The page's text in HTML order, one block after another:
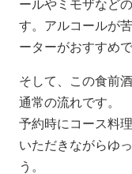
ールやミモザなど
す。アルコールが
ーターがおすすめで
そして、この食前
通常の流れです。
予約時にコース料
いただきながらゆ
う。